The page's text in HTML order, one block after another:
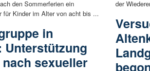
den Sommerferien ein
für Kinder im Alter von acht bis ...
in
Unterstützung
sexueller
der